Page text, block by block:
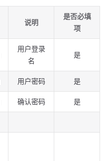
说明
是否必填
项
用户登录
名
是
用户密码 是
确认密码 是